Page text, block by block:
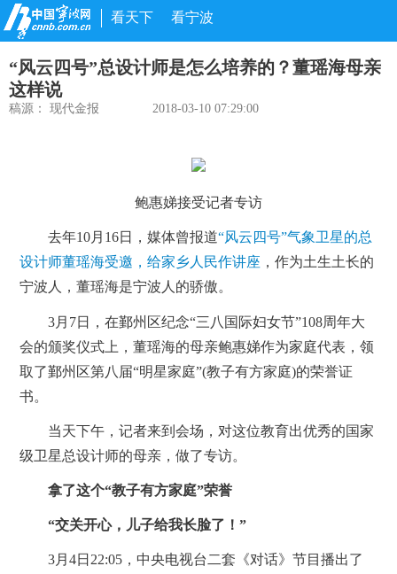
看天下 看宁波
“风云四号”总设计师是怎么培养的？董瑶海母亲
这样说
稿源： 现代金报 2018-03-10 07:29:00
鲍惠娣接受记者专访
去年10月16日，媒体曾报道“风云四号”气象卫星的总
设计师董瑶海受邀，给家乡人民作讲座 ，作为土生土长的
宁波人，董瑶海是宁波人的骄傲。
3月7日，在鄞州区纪念“三八国际妇女节”108周年大
会的颁奖仪式上，董瑶海的母亲鲍惠娣作为家庭代表，领
取了鄞州区第八届“明星家庭”(教子有方家庭)的荣誉证
书。
当天下午，记者来到会场，对这位教育出优秀的国家
级卫星总设计师的母亲，做了专访。
拿了这个“教子有方家庭”荣誉
“交关开心，儿子给我长脸了！”
3月4日22:05，中央电视台二套《对话》节目播出了